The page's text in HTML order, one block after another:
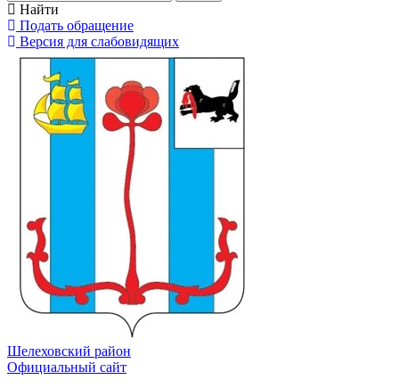
Найти
Подать обращение
Версия для слабовидящих
Шелеховский район
Официальный сайт